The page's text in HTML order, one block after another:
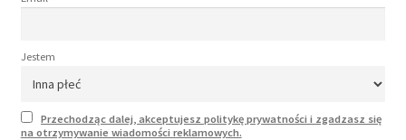
Jestem
Przechodząc dalej, akceptujesz politykę prywatności i zgadzasz się
na otrzymywanie wiadomości reklamowych.